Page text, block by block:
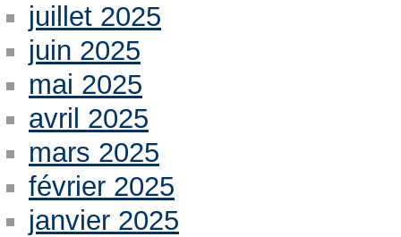
juillet 2025
juin 2025
mai 2025
avril 2025
mars 2025
février 2025
janvier 2025